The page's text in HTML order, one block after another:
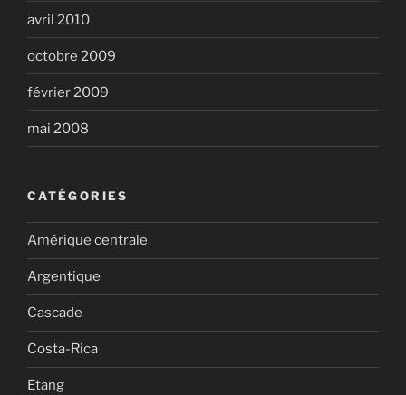
avril 2010
octobre 2009
février 2009
mai 2008
CATÉGORIES
Amérique centrale
Argentique
Cascade
Costa-Rica
Etang